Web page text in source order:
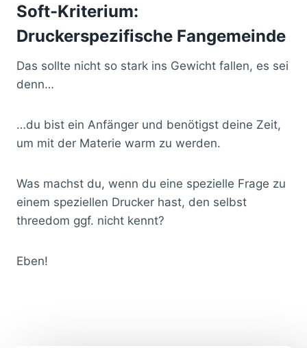
Soft-Kriterium:
Druckerspezifische Fangemeinde
Das sollte nicht so stark ins Gewicht fallen, es sei
denn…
…du bist ein Anfänger und benötigst deine Zeit,
um mit der Materie warm zu werden.
Was machst du, wenn du eine spezielle Frage zu
einem speziellen Drucker hast, den selbst
threedom ggf. nicht kennt?
Eben!